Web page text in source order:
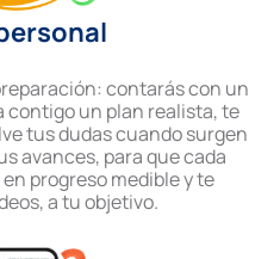
contarás con un
contigo un plan realista, te
tus dudas cuando surgen
avances, para que cada
progreso medible y te
a tu objetivo.